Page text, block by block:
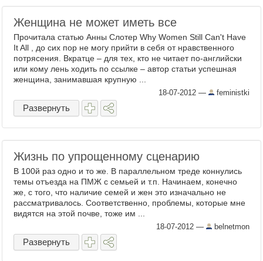
Женщина не может иметь все
Прочитала статью Анны Слотер Why Women Still Can't Have
It All , до сих пор не могу прийти в себя от нравственного
потрясения. Вкратце – для тех, кто не читает по-английски
или кому лень ходить по ссылке – автор статьи успешная
женщина, занимавшая крупную ...
18-07-2012 — feministki
Развернуть
Жизнь по упрощенному сценарию
В 100й раз одно и то же. В параллельном треде коннулись
темы отъезда на ПМЖ с семьей и т.п. Начинаем, конечно
же, с того, что наличие семей и жен это изначально не
рассматривалось. Соответственно, проблемы, которые мне
видятся на этой почве, тоже им ...
18-07-2012 — belnetmon
Развернуть